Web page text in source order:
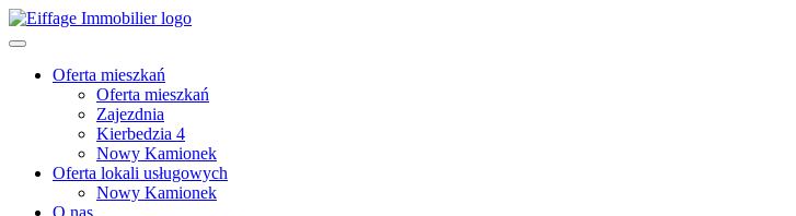
Oferta mieszkań
Oferta mieszkań
Zajezdnia
Kierbedzia 4
Nowy Kamionek
Oferta lokali usługowych
Nowy Kamionek
O nas